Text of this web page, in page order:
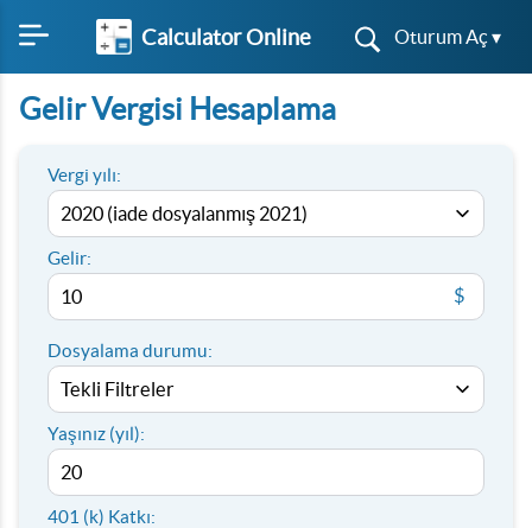
Calculator Online Oturum Aç ▾
Gelir Vergisi Hesaplama
Vergi yılı:
Gelir:
$
Dosyalama durumu:
Yaşınız (yıl):
401 (k) Katkı: